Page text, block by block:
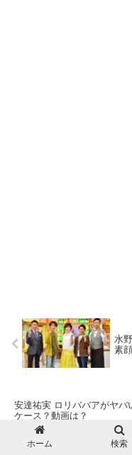
水
素
安達祐実 ロリババアがヤバ
ケース？動画は？
ホーム 検索